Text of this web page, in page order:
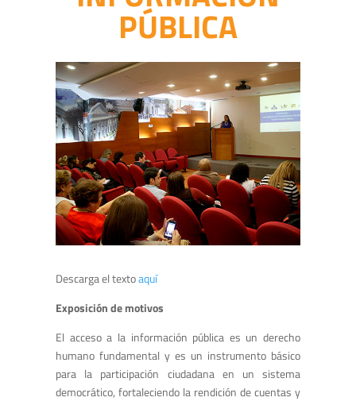
PÚBLICA
Descarga el textoaquí
Exposición de motivos
El acceso a la información pública es un derecho
humano fundamental y es un instrumento básico
para la participación ciudadana en un sistema
democrático, fortaleciendo la rendición de cuentas y